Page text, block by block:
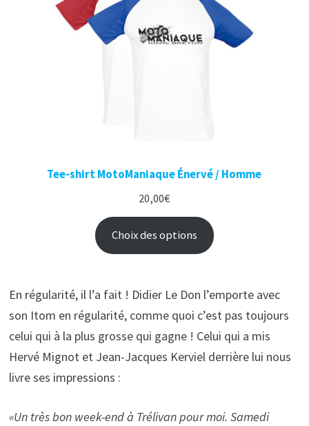
Tee-shirt MotoManiaque Énervé / Homme
20,00€
Choix des options
En régularité, il l’a fait ! Didier Le Don l’emporte avec
son Itom en régularité, comme quoi c’est pas toujours
celui qui à la plus grosse qui gagne ! Celui qui a mis
Hervé Mignot et Jean-Jacques Kerviel derrière lui nous
livre ses impressions :
«Un très bon week-end à Trélivan pour moi. Samedi